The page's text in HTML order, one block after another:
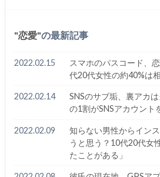
恋愛 の最新記事
2022.02.15
スマホのパスコード、
代20代女性の約40%は
2022.02.14
SNSのサブ垢、裏アカ
の1割がSNSアカウント
2022.02.09
知らない男性からイン
うと思う？10代20代女
たことがある」